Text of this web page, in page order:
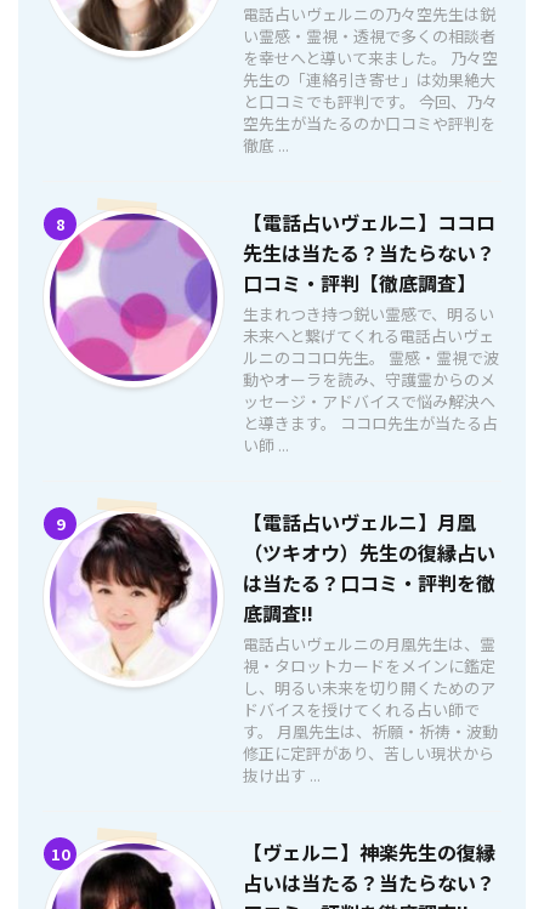
電話占いヴェルニの乃々空先生は鋭
い霊感・霊視・透視で多くの相談者
を幸せへと導いて来ました。 乃々空
先生の「連絡引き寄せ」は効果絶大
と口コミでも評判です。 今回、乃々
空先生が当たるのか口コミや評判を
徹底 ...
8
【電話占いヴェルニ】ココロ
先生は当たる？当たらない？
口コミ・評判【徹底調査】
生まれつき持つ鋭い霊感で、明るい
未来へと繋げてくれる電話占いヴェ
ルニのココロ先生。 霊感・霊視で波
動やオーラを読み、守護霊からのメ
ッセージ・アドバイスで悩み解決へ
と導きます。 ココロ先生が当たる占
い師 ...
9
【電話占いヴェルニ】月凰
（ツキオウ）先生の復縁占い
は当たる？口コミ・評判を徹
底調査!!
電話占いヴェルニの月凰先生は、霊
視・タロットカードをメインに鑑定
し、明るい未来を切り開くためのア
ドバイスを授けてくれる占い師で
す。 月凰先生は、祈願・祈祷・波動
修正に定評があり、苦しい現状から
抜け出す ...
10
【ヴェルニ】神楽先生の復縁
占いは当たる？当たらない？